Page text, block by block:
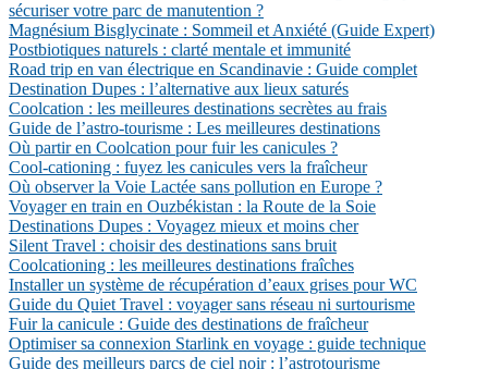
sécuriser votre parc de manutention ?
Magnésium Bisglycinate : Sommeil et Anxiété (Guide Expert)
Postbiotiques naturels : clarté mentale et immunité
Road trip en van électrique en Scandinavie : Guide complet
Destination Dupes : l’alternative aux lieux saturés
Coolcation : les meilleures destinations secrètes au frais
Guide de l’astro-tourisme : Les meilleures destinations
Où partir en Coolcation pour fuir les canicules ?
Cool-cationing : fuyez les canicules vers la fraîcheur
Où observer la Voie Lactée sans pollution en Europe ?
Voyager en train en Ouzbékistan : la Route de la Soie
Destinations Dupes : Voyagez mieux et moins cher
Silent Travel : choisir des destinations sans bruit
Coolcationing : les meilleures destinations fraîches
Installer un système de récupération d’eaux grises pour WC
Guide du Quiet Travel : voyager sans réseau ni surtourisme
Fuir la canicule : Guide des destinations de fraîcheur
Optimiser sa connexion Starlink en voyage : guide technique
Guide des meilleurs parcs de ciel noir : l’astrotourisme